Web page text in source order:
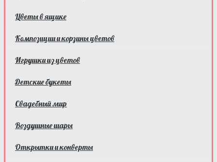
Цветы в ящике
Композиции и корзины цветов
Игрушки из цветов
Детские букеты
Свадебный мир
Воздушные шары
Открытки и конверты